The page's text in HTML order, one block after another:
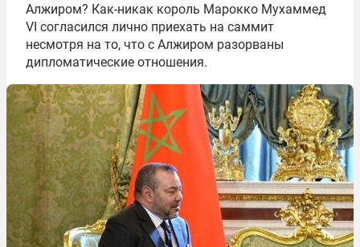
Алжиром? Как-никак король Марокко Мухаммед
VI согласился лично приехать на саммит
несмотря на то, что с Алжиром разорваны
дипломатические отношения.